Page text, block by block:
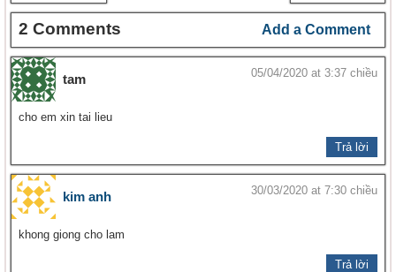
2 Comments Add a Comment
tam 05/04/2020 at 3:37 chiều
cho em xin tai lieu
Trả lời
kim anh 30/03/2020 at 7:30 chiều
khong giong cho lam
Trả lời